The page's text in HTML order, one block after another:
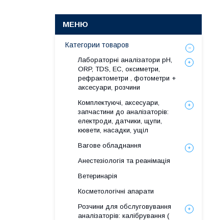
Категории товаров
Лабораторні аналізатори pH,
ORP, TDS, EC, оксиметри,
рефрактометри , фотометри +
аксесуари, розчини
Комплектуючі, аксесуари,
запчастини до аналізаторів:
електроди, датчики, щупи,
кювети, насадки, ущіл
Вагове обладнання
Анестезіологія та реанімація
Ветеринарія
Косметологічні апарати
Розчини для обслуговування
аналізаторів: калібрування (